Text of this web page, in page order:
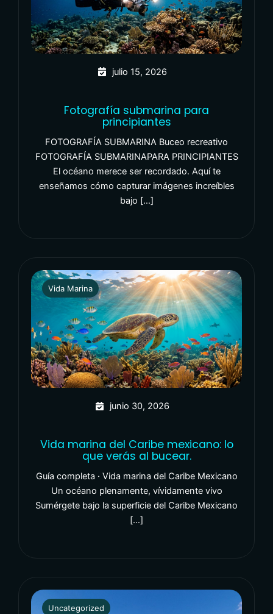
julio 15, 2026
Fotografía submarina para
principiantes
FOTOGRAFÍA SUBMARINA Buceo recreativo
FOTOGRAFÍA SUBMARINAPARA PRINCIPIANTES
El océano merece ser recordado. Aquí te
enseñamos cómo capturar imágenes increíbles
bajo […]
Vida Marina
junio 30, 2026
Vida marina del Caribe mexicano: lo
que verás al bucear.
Guía completa · Vida marina del Caribe Mexicano
Un océano plenamente, vívidamente vivo
Sumérgete bajo la superficie del Caribe Mexicano
[…]
Uncategorized